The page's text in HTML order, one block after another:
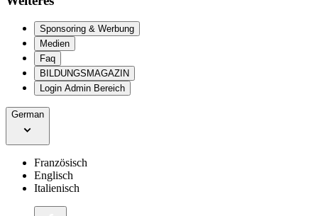
Sponsoring & Werbung
Medien
Faq
BILDUNGSMAGAZIN
Login Admin Bereich
German
Französisch
Englisch
Italienisch